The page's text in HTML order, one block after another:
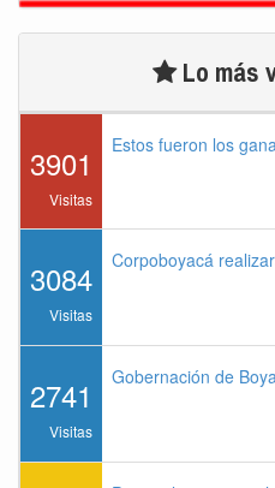
Lo más
3901
Visitas
Estos fueron los
3084
Visitas
Corpoboyacá
2741
Visitas
Gobernación de